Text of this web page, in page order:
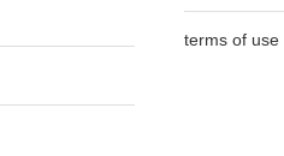
terms of use